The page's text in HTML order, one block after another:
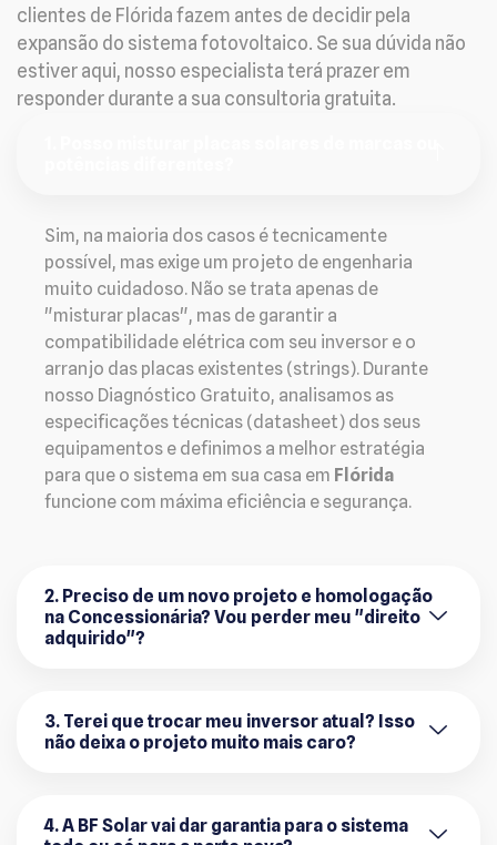
clientes de Flórida fazem antes de decidir pela
expansão do sistema fotovoltaico. Se sua dúvida não
estiver aqui, nosso especialista terá prazer em
responder durante a sua consultoria gratuita.
Sim, na maioria dos casos é tecnicamente
possível, mas exige um projeto de engenharia
muito cuidadoso. Não se trata apenas de
"misturar placas", mas de garantir a
compatibilidade elétrica com seu inversor e o
arranjo das placas existentes (strings). Durante
nosso Diagnóstico Gratuito, analisamos as
especificações técnicas (datasheet) dos seus
equipamentos e definimos a melhor estratégia
para que o sistema em sua casa em Flórida
funcione com máxima eficiência e segurança.
2. Preciso de um novo projeto e homologação
na Concessionária? Vou perder meu "direito
adquirido"?
3. Terei que trocar meu inversor atual? Isso
não deixa o projeto muito mais caro?
4. A BF Solar vai dar garantia para o sistema